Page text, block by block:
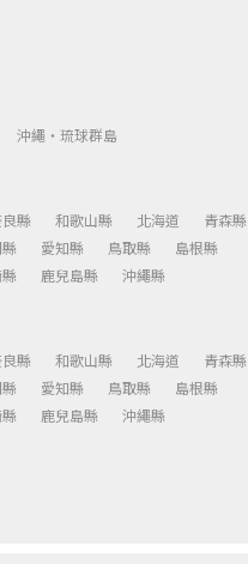
沖繩・琉球群島
縣 和歌山縣 北海道
青森縣
愛知縣 鳥取縣
島根縣
鹿兒島縣 沖繩縣
縣 和歌山縣 北海道
青森縣
愛知縣 鳥取縣
島根縣
鹿兒島縣 沖繩縣